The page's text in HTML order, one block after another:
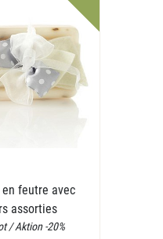
feutre avec
assorties
/ Aktion -20%